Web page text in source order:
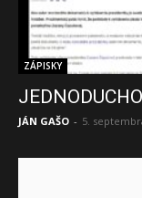
ZÁPISKY
JÁN GAŠO - 5.